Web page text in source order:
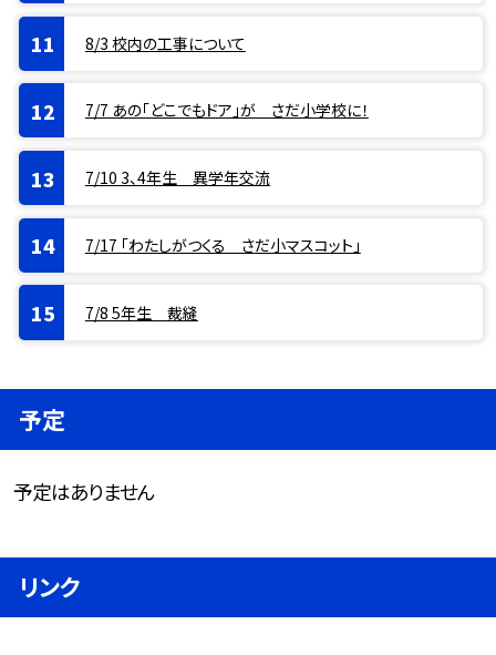
8/3 校内の工事について
7/7 あの「どこでもドア」が さだ小学校に！
7/10 3、4年生 異学年交流
7/17 「わたしがつくる さだ小マスコット」
7/8 5年生 裁縫
予定
予定はありません
リンク